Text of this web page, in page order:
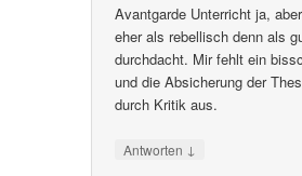
Avantgarde Unterricht ja,
eher als rebellisch denn als
durchdacht. Mir fehlt ein
und die Absicherung der
durch Kritik aus.
Antworten ↓